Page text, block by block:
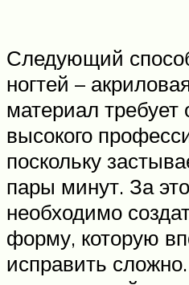
Следующий
ногтей –
материал требует
высокого
поскольку
пары минут. За
необходимо
форму, которую
исправить